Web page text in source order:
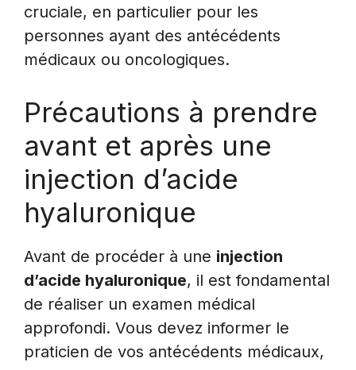
cruciale, en particulier pour les
personnes ayant des antécédents
médicaux ou oncologiques.
Précautions à prendre
avant et après une
injection d’acide
hyaluronique
Avant de procéder à une injection
d’acide hyaluronique, il est fondamental
de réaliser un examen médical
approfondi. Vous devez informer le
praticien de vos antécédents médicaux,